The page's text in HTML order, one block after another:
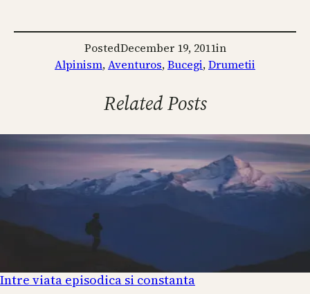
PostedDecember 19, 2011in
Alpinism, Aventuros, Bucegi, Drumetii
Related Posts
Intre viata episodica si constanta